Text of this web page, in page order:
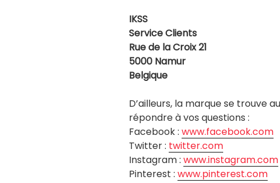
IKSS
Service Clients
Rue de la Croix 21
5000 Namur
Belgique
D’ailleurs, la marque se trouve
répondre à vos questions :
Facebook : www.facebook.com
Twitter : twitter.com
Instagram : www.instagram.com
Pinterest : www.pinterest.com